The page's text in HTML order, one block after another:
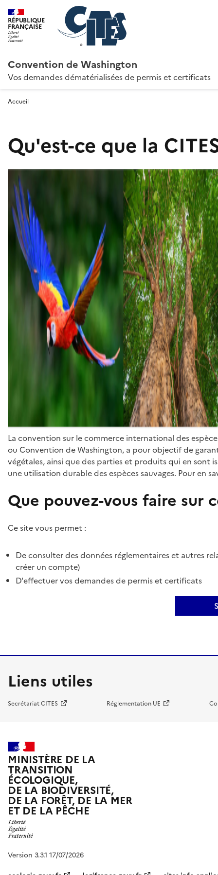
RÉPUBLIQUE
FRANÇAISE
Convention de Washington
Vos demandes dématérialisées de permis et certificats
Accueil
Qu'est-ce que la
La convention sur le commerce international des
ou Convention de Washington, a pour objectif de
végétales, ainsi que des parties et produits qui en sont
une utilisation durable des espèces sauvages. Pour en
Que pouvez-vous faire sur
Ce site vous permet :
De consulter des données réglementaires et autres
créer un compte)
D'effectuer vos demandes de permis et certificats
Liens utiles
Secrétariat CITES Réglementation UE
MINISTÈRE DE LA
TRANSITION
ÉCOLOGIQUE,
DE LA BIODIVERSITÉ,
DE LA FORÊT, DE LA MER
ET DE LA PÊCHE
Version 3.3.1 17/07/2026